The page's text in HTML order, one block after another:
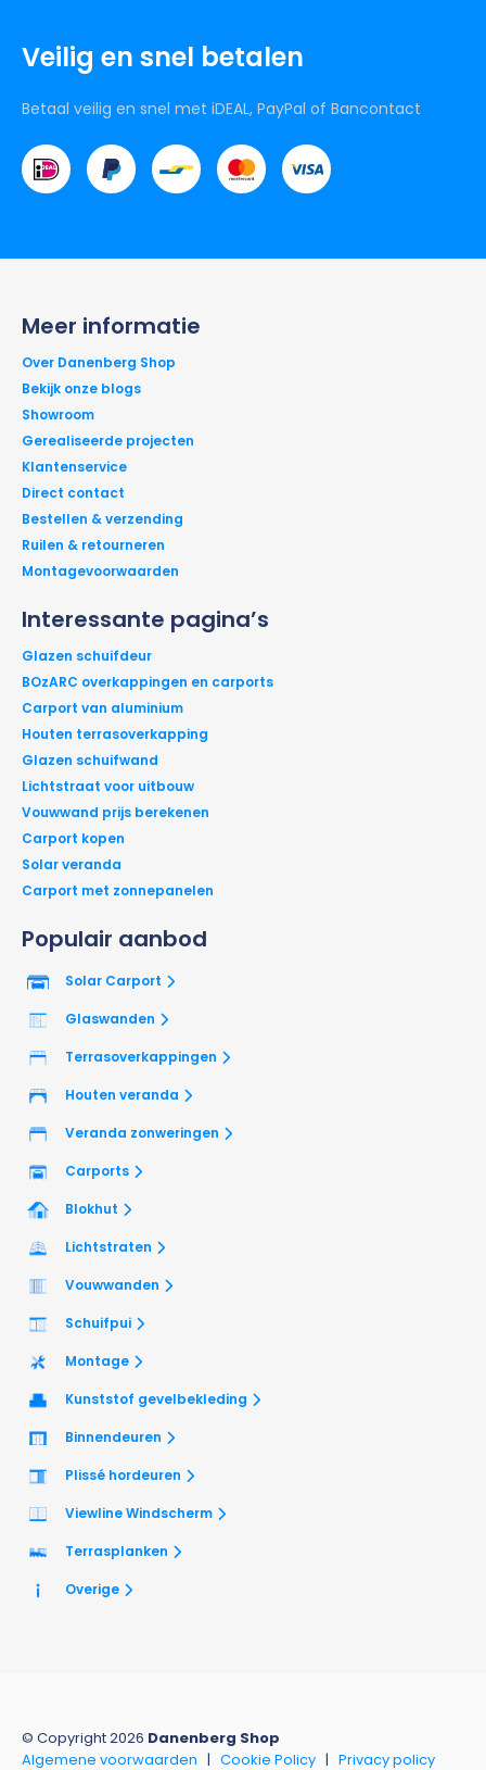
Veilig en snel betalen
Betaal veilig en snel met iDEAL, PayPal of Bancontact
Populair aanbod
Solar Carport
Glaswanden
Terrasoverkappingen
Houten veranda
Veranda zonweringen
Carports
Blokhut
Lichtstraten
Vouwwanden
Schuifpui
Montage
Kunststof gevelbekleding
Binnendeuren
Plissé hordeuren
Viewline Windscherm
Terrasplanken
Overige
Interessante pagina’s
Glazen schuifdeur
BOzARC overkappingen en carports
Carport van aluminium
Houten terrasoverkapping
Glazen schuifwand
Lichtstraat voor uitbouw
Vouwwand prijs berekenen
Carport kopen
Solar veranda
Carport met zonnepanelen
Meer informatie
Over Danenberg Shop
Bekijk onze blogs
Showroom
Gerealiseerde projecten
Klantenservice
Direct contact
Bestellen & verzending
Ruilen & retourneren
Montagevoorwaarden
© Copyright 2026 Danenberg Shop
Algemene voorwaarden | Cookie Policy | Privacy policy